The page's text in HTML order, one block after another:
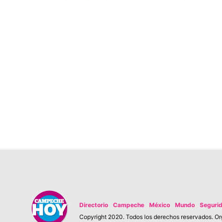
Directorio Campeche México Mundo
Copyright 2020. Todos los derechos reservados.